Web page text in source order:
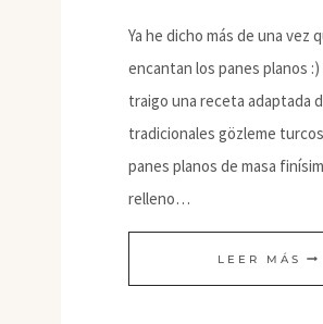
Ya he dicho más de una vez
encantan los panes planos
traigo una receta adaptada
tradicionales gözleme
panes planos de masa
relleno…
LEER MÁS
DE